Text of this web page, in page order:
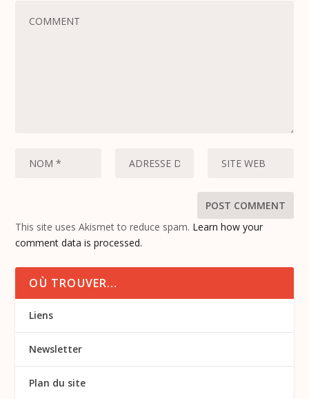
This site uses Akismet to reduce spam. Learn how your
comment data is processed.
OÙ TROUVER…
Liens
Newsletter
Plan du site